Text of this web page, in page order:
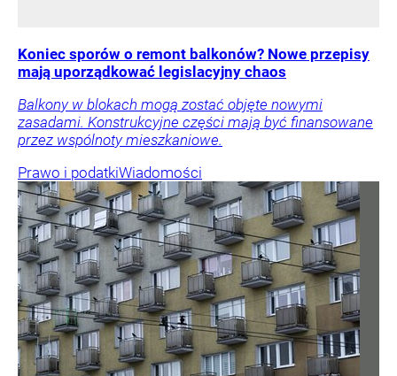
Koniec sporów o remont balkonów? Nowe przepisy
mają uporządkować legislacyjny chaos
Balkony w blokach mogą zostać objęte nowymi
zasadami. Konstrukcyjne części mają być finansowane
przez wspólnoty mieszkaniowe.
Prawo i podatkiWiadomości